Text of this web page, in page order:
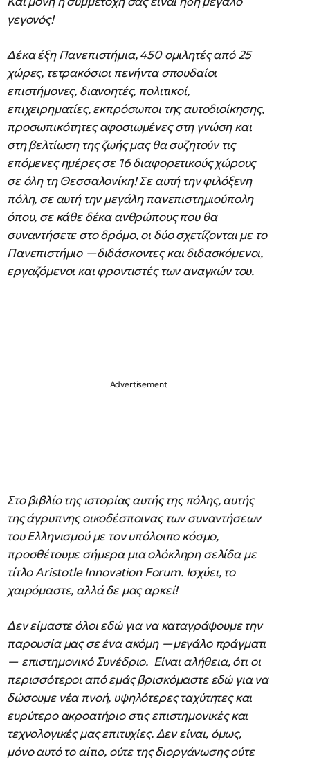
γεγονός!
Δέκα έξη Πανεπιστήμια, 450 ομιλητές από 25
χώρες, τετρακόσιοι πενήντα σπουδαίοι
επιστήμονες, διανοητές, πολιτικοί,
επιχειρηματίες, εκπρόσωποι της αυτοδιοίκησης,
προσωπικότητες αφοσιωμένες στη γνώση και
στη βελτίωση της ζωής μας θα συζητούν τις
επόμενες ημέρες σε 16 διαφορετικούς χώρους
σε όλη τη Θεσσαλονίκη! Σε αυτή την φιλόξενη
πόλη, σε αυτή την μεγάλη πανεπιστημιούπολη
όπου, σε κάθε δέκα ανθρώπους που θα
συναντήσετε στο δρόμο, οι δύο σχετίζονται με το
Πανεπιστήμιο —διδάσκοντες και διδασκόμενοι,
εργαζόμενοι και φροντιστές των αναγκών του.
Στο βιβλίο της ιστορίας αυτής της πόλης, αυτής
της άγρυπνης οικοδέσποινας των συναντήσεων
του Ελληνισμού με τον υπόλοιπο κόσμο,
προσθέτουμε σήμερα μια ολόκληρη σελίδα με
τίτλο Aristotle Innovation Forum. Ισχύει, το
χαιρόμαστε, αλλά δε μας αρκεί!
Δεν είμαστε όλοι εδώ για να καταγράψουμε την
παρουσία μας σε ένα ακόμη —μεγάλο πράγματι
— επιστημονικό Συνέδριο. Είναι αλήθεια, ότι οι
περισσότεροι από εμάς βρισκόμαστε εδώ για να
δώσουμε νέα πνοή, υψηλότερες ταχύτητες και
ευρύτερο ακροατήριο στις επιστημονικές και
τεχνολογικές μας επιτυχίες. Δεν είναι, όμως,
μόνο αυτό το αίτιο, ούτε της διοργάνωσης ούτε